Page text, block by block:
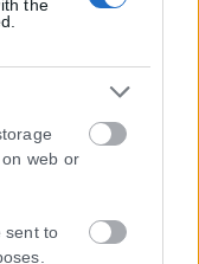
the
web or
sent to
της Επιτροπής της
αποτελεσματική